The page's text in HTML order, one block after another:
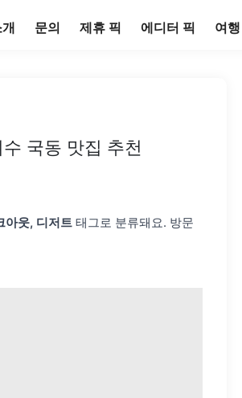
문의 제휴 픽 에디터 픽 여
국동 맛집 추천
아웃, 디저트 태그로 분류돼요. 방문